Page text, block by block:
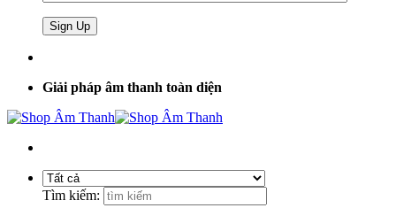
Giải pháp âm thanh toàn diện
Tìm kiếm: